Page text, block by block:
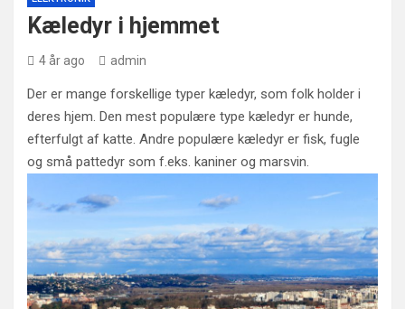
Kæledyr i hjemmet
4 år ago admin
Der er mange forskellige typer kæledyr, som folk holder i
deres hjem. Den mest populære type kæledyr er hunde,
efterfulgt af katte. Andre populære kæledyr er fisk, fugle
og små pattedyr som f.eks. kaniner og marsvin.